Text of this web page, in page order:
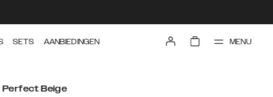
SETS AANBIEDINGEN MENU
Perfect Beige